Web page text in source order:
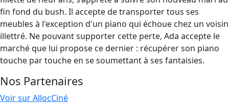
fin fond du bush. Il accepte de transporter tous ses
meubles à l'exception d'un piano qui échoue chez un voisin
illettré. Ne pouvant supporter cette perte, Ada accepte le
marché que lui propose ce dernier : récupérer son piano
touche par touche en se soumettant à ses fantaisies.
Nos Partenaires
Voir sur AllocCiné